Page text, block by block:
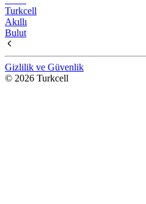
Turkcell
Akıllı
Bulut
Gizlilik ve Güvenlik
© 2026 Turkcell